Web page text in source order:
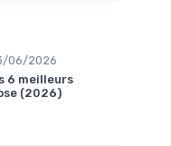
06/2026
6 meilleurs
(2026)